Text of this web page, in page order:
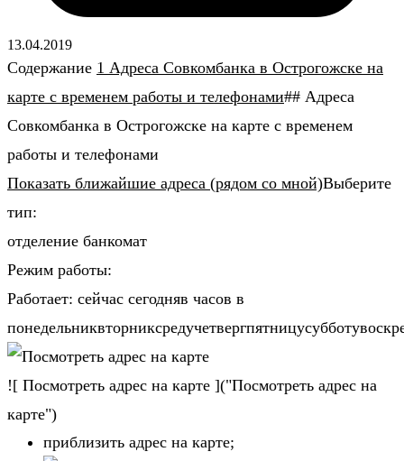
13.04.2019
Содержание 1 Адреса Совкомбанка в Острогожске на
карте с временем работы и телефонами## Адреса
Совкомбанка в Острогожске на карте с временем
работы и телефонами
Показать ближайшие адреса (рядом со мной)Выберите
тип:
отделение банкомат
Режим работы:
Работает: сейчас сегодняв часов в
![ Посмотреть адрес на карте ]("Посмотреть адрес на
карте")
приблизить адрес на карте;